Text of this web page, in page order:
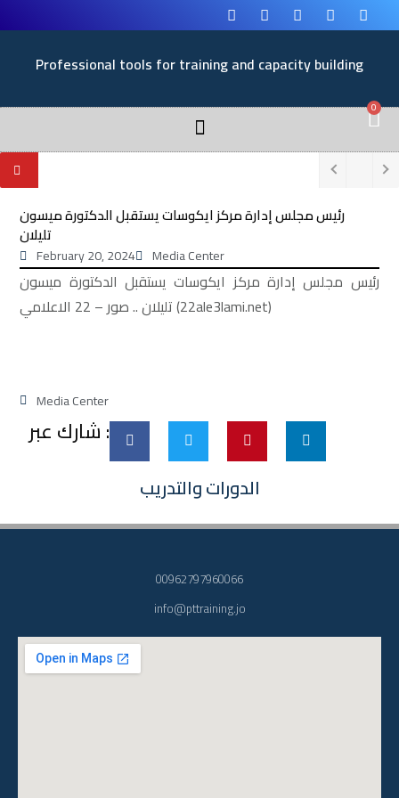
Professional tools for training and capacity building
0
الدورات والتدريب
رئيس مجلس إدارة مركز ايكوسات يستقبل الدكتورة ميسون
تليلان
February 20, 2024 Media Center
رئيس مجلس إدارة مركز ايكوسات يستقبل الدكتورة ميسون
تليلان .. صور – 22 الاعلامي (22ale3lami.net)
Media Center
شارك عبر :
00962797960066
info@pttraining.jo